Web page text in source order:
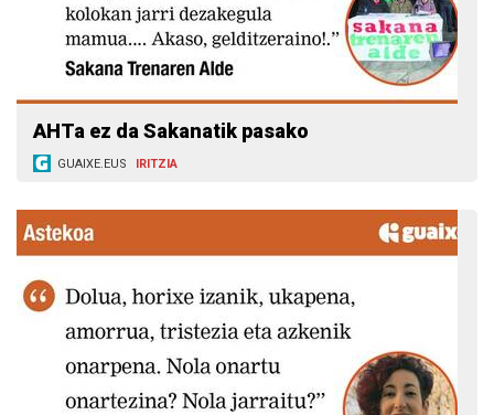
AHTa ez da Sakanatik pasako
GUAIXE.EUS IRITZIA